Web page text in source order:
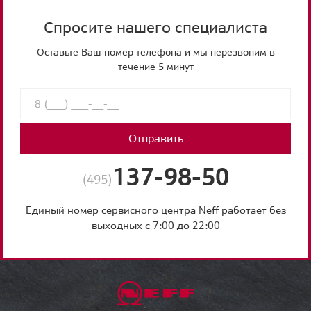
Спросите нашего специалиста
Оставьте Ваш номер телефона и мы перезвоним в
течение 5 минут
Отправить
(495) 137-98-50
Единый номер сервисного центра Neff работает без
выходных с 7:00 до 22:00